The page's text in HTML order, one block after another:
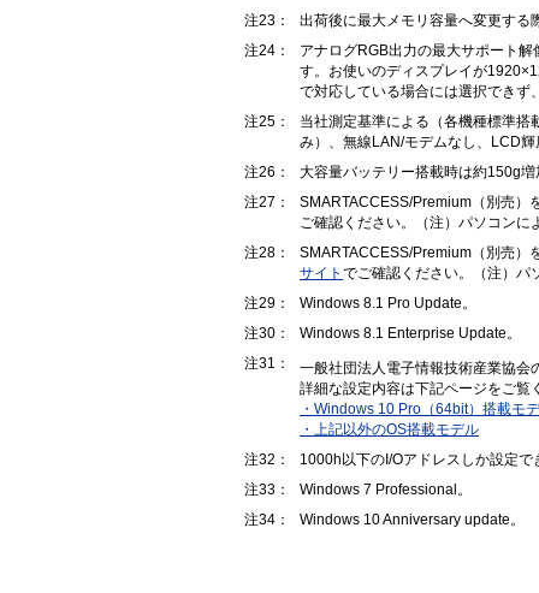
注23：
出荷後に最大メモリ容量へ変更する
注24：
アナログRGB出力の最大サポート
す。お使いのディスプレイが
で対応している場合には選択でき
注25：
当社測定基準による（各機種標準
み）、無線LAN/モデムなし、LCD輝
注26：
大容量バッテリー搭載時は約150g増
注27：
SMARTACCESS/Premium（別売）
ご確認ください。（注）パソコン
注28：
SMARTACCESS/Premium（別売）
サイト でご確認ください。（注）パ
注29：
Windows 8.1 Pro Update。
注30：
Windows 8.1 Enterprise Update。
注31：
一般社団法人電子情報技術産業協会
詳細な設定内容は下記ページをご覧
・Windows 10 Pro（64bit）搭載モ
・上記以外のOS搭載モデル
注32：
1000h以下のI/Oアドレスしか設定
注33：
Windows 7 Professional。
注34：
Windows 10 Anniversary update。